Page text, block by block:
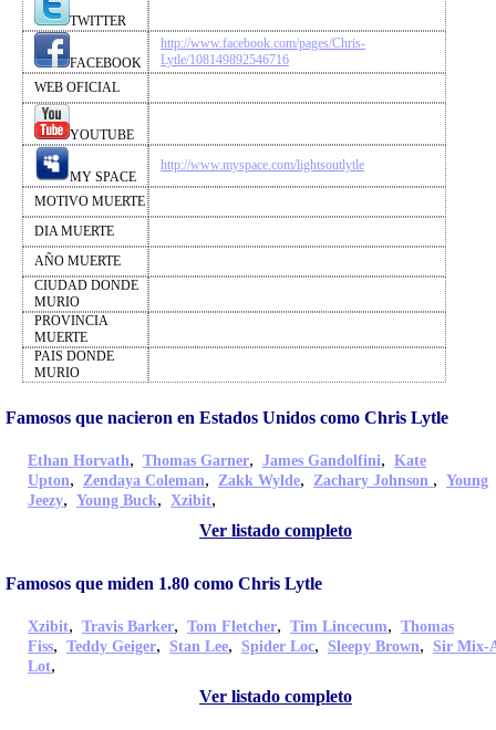
TWITTER
FACEBOOK
http://www.facebook.com/pages/Chris-
Lytle/108149892546716
WEB OFICIAL
YOUTUBE
MY SPACE
http://www.myspace.com/lightsoutlytle
MOTIVO MUERTE
DIA MUERTE
AÑO MUERTE
CIUDAD DONDE
MURIO
PROVINCIA
MUERTE
PAIS DONDE
MURIO
Famosos que nacieron en Estados Unidos como Chris Lytle
Ethan Horvath, Thomas Garner, James Gandolfini, Kate
Upton, Zendaya Coleman, Zakk Wylde, Zachary Johnson , Young
Jeezy, Young Buck, Xzibit,
Ver listado completo
Famosos que miden 1.80 como Chris Lytle
Xzibit, Travis Barker, Tom Fletcher, Tim Lincecum, Thomas
Fiss, Teddy Geiger, Stan Lee, Spider Loc, Sleepy Brown, Sir Mix-
Lot,
Ver listado completo